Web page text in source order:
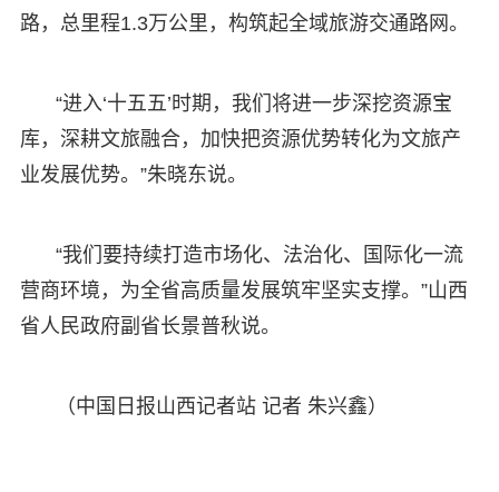
路，总里程1.3万公里，构筑起全域旅游交通路网。
“进入‘十五五’时期，我们将进一步深挖资源宝
库，深耕文旅融合，加快把资源优势转化为文旅产
业发展优势。”朱晓东说。
“我们要持续打造市场化、法治化、国际化一流
营商环境，为全省高质量发展筑牢坚实支撑。”山西
省人民政府副省长景普秋说。
（中国日报山西记者站 记者 朱兴鑫）